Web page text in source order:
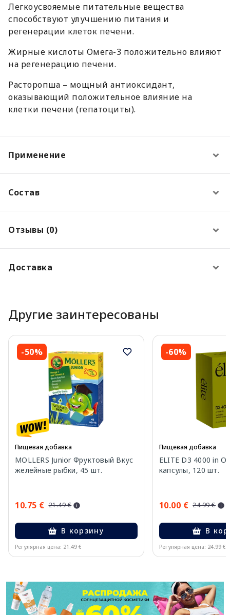
Легкоусвояемые питательные вещества
способствуют улучшению питания и
регенерации клеток печени.
Жирные кислоты Омега-3 положительно влияют
на регенерацию печени.
Расторопша – мощный антиоксидант,
оказывающий положительное влияние на
клетки печени (гепатоциты).
Применение
Состав
Отзывы (0)
Доставка
Другие заинтересованы
-50%
Пищевая добавка
MOLLERS Junior Фруктовый Вкус
желейные рыбки, 45 шт.
10.75 € 21.49 €
В корзину
Регулярная цена: 21.49 €
-60%
Пищевая добавка
ELITE D3 4000 in
капсулы, 120 шт.
10.00 € 24.99 €
В
Регулярная цена: 24.99 €